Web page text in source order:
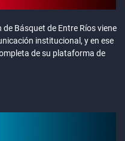
Básquet de Entre Ríos viene
institucional, y en ese
de su plataforma de